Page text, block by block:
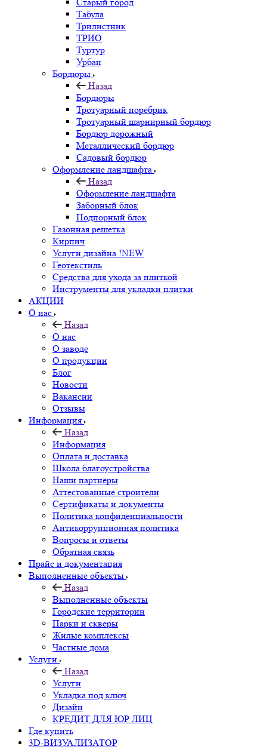
Табула
Трилистник
ТРИО
Туртур
Урбан
Бордюры
Назад
Бордюры
Тротуарный поребрик
Тротуарный шарнирный бордюр
Бордюр дорожный
Металлический бордюр
Садовый бордюр
Оформление ландшафта
Назад
Оформление ландшафта
Заборный блок
Подпорный блок
Газонная решетка
Кирпич
Услуги дизайна !NEW
Геотекстиль
Средства для ухода за плиткой
Инструменты для укладки плитки
АКЦИИ
О нас
Назад
О нас
О заводе
О продукции
Блог
Новости
Вакансии
Отзывы
Информация
Назад
Информация
Оплата и доставка
Школа благоустройства
Наши партнёры
Аттестованные строители
Сертификаты и документы
Политика конфиденциальности
Антикоррупционная политика
Вопросы и ответы
Обратная связь
Прайс и документация
Выполненные объекты
Назад
Выполненные объекты
Городские территории
Парки и скверы
Жилые комплексы
Частные дома
Услуги
Назад
Услуги
Укладка под ключ
Дизайн
КРЕДИТ ДЛЯ ЮР ЛИЦ
Где купить
3D-ВИЗУАЛИЗАТОР